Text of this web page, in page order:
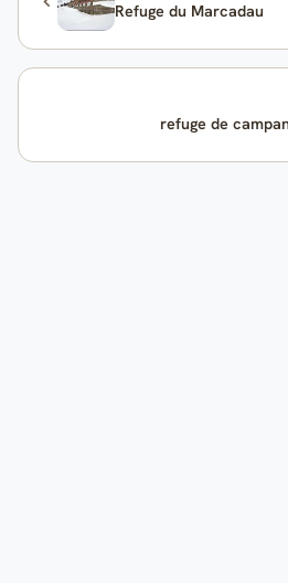
Refuge du Marcadau
refuge de